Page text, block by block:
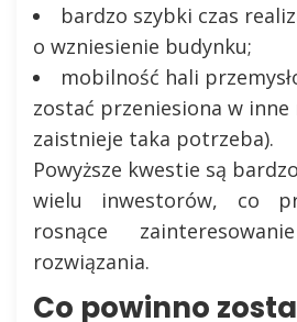
bardzo szybki czas
o wzniesienie budynku;
mobilność hali
zostać przeniesiona w inne
zaistnieje taka potrzeba).
Powyższe kwestie są
wielu inwestorów, co
rosnące
rozwiązania.
Co powinno